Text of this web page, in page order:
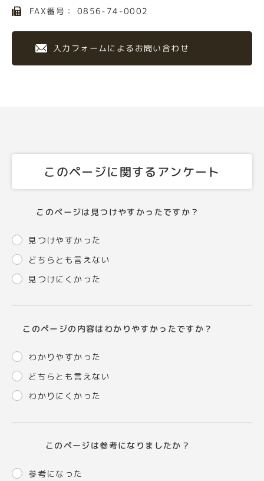
FAX番号： 0856-74-0002
入力フォームによるお問い合わせ
このページに関するアンケート
このページは見つけやすかったですか？
見つけやすかった
どちらとも言えない
見つけにくかった
このページの内容はわかりやすかったですか？
わかりやすかった
どちらとも言えない
わかりにくかった
このページは参考になりましたか？
参考になった